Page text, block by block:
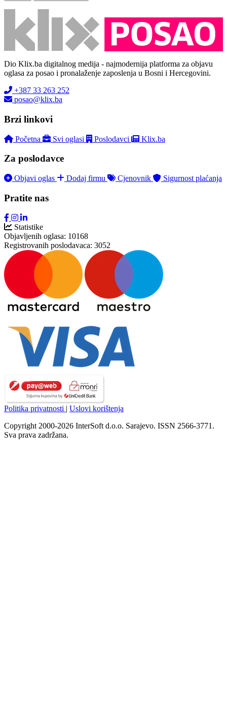
Dio Klix.ba digitalnog medija - najmodernija platforma za objavu
oglasa za posao i pronalaženje zaposlenja u Bosni i Hercegovini.
+387 33 263 252
posao@klix.ba
Brzi linkovi
Početna Svi oglasi Poslodavci Klix.ba
Za poslodavce
Objavi oglas Dodaj firmu Cjenovnik Sigurnost plaćanja
Pratite nas
Statistike
Objavljenih oglasa: 10168
Registrovanih poslodavaca: 3052
Politika privatnosti | Uslovi korištenja
Copyright 2000-2026 InterSoft d.o.o. Sarajevo. ISSN 2566-3771.
Sva prava zadržana.